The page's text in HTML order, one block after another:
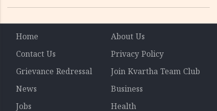
Home
About Us
Contact Us
Privacy Policy
Grievance Redressal
Join Kvartha Team Club
News
Business
Jobs
Health